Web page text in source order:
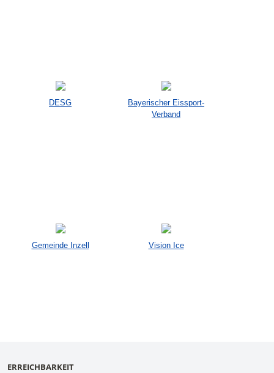
DESG
Bayerischer Eissport-
Verband
Gemeinde Inzell Vision Ice
ERREICHBARKEIT